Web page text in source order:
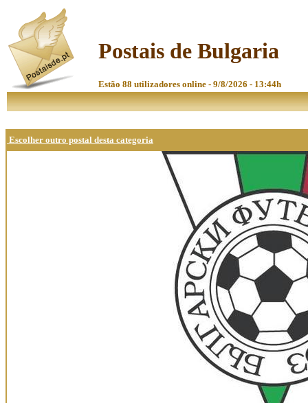
Postais de Bulgaria
Estão 88 utilizadores online - 9/8/2026 - 13:44h
Escolher outro postal desta categoria